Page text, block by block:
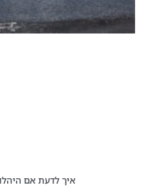
איך לדעת אם